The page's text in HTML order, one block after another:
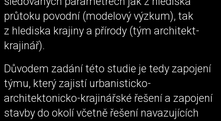
průtoku povodní (modelový výzkum), tak
z hlediska krajiny a přírody (tým architekt-
krajinář).
Důvodem zadání této studie je tedy zapojení
týmu, který zajistí urbanisticko-
architektonicko-krajinářské řešení a zapojení
stavby do okolí včetně řešení navazujících